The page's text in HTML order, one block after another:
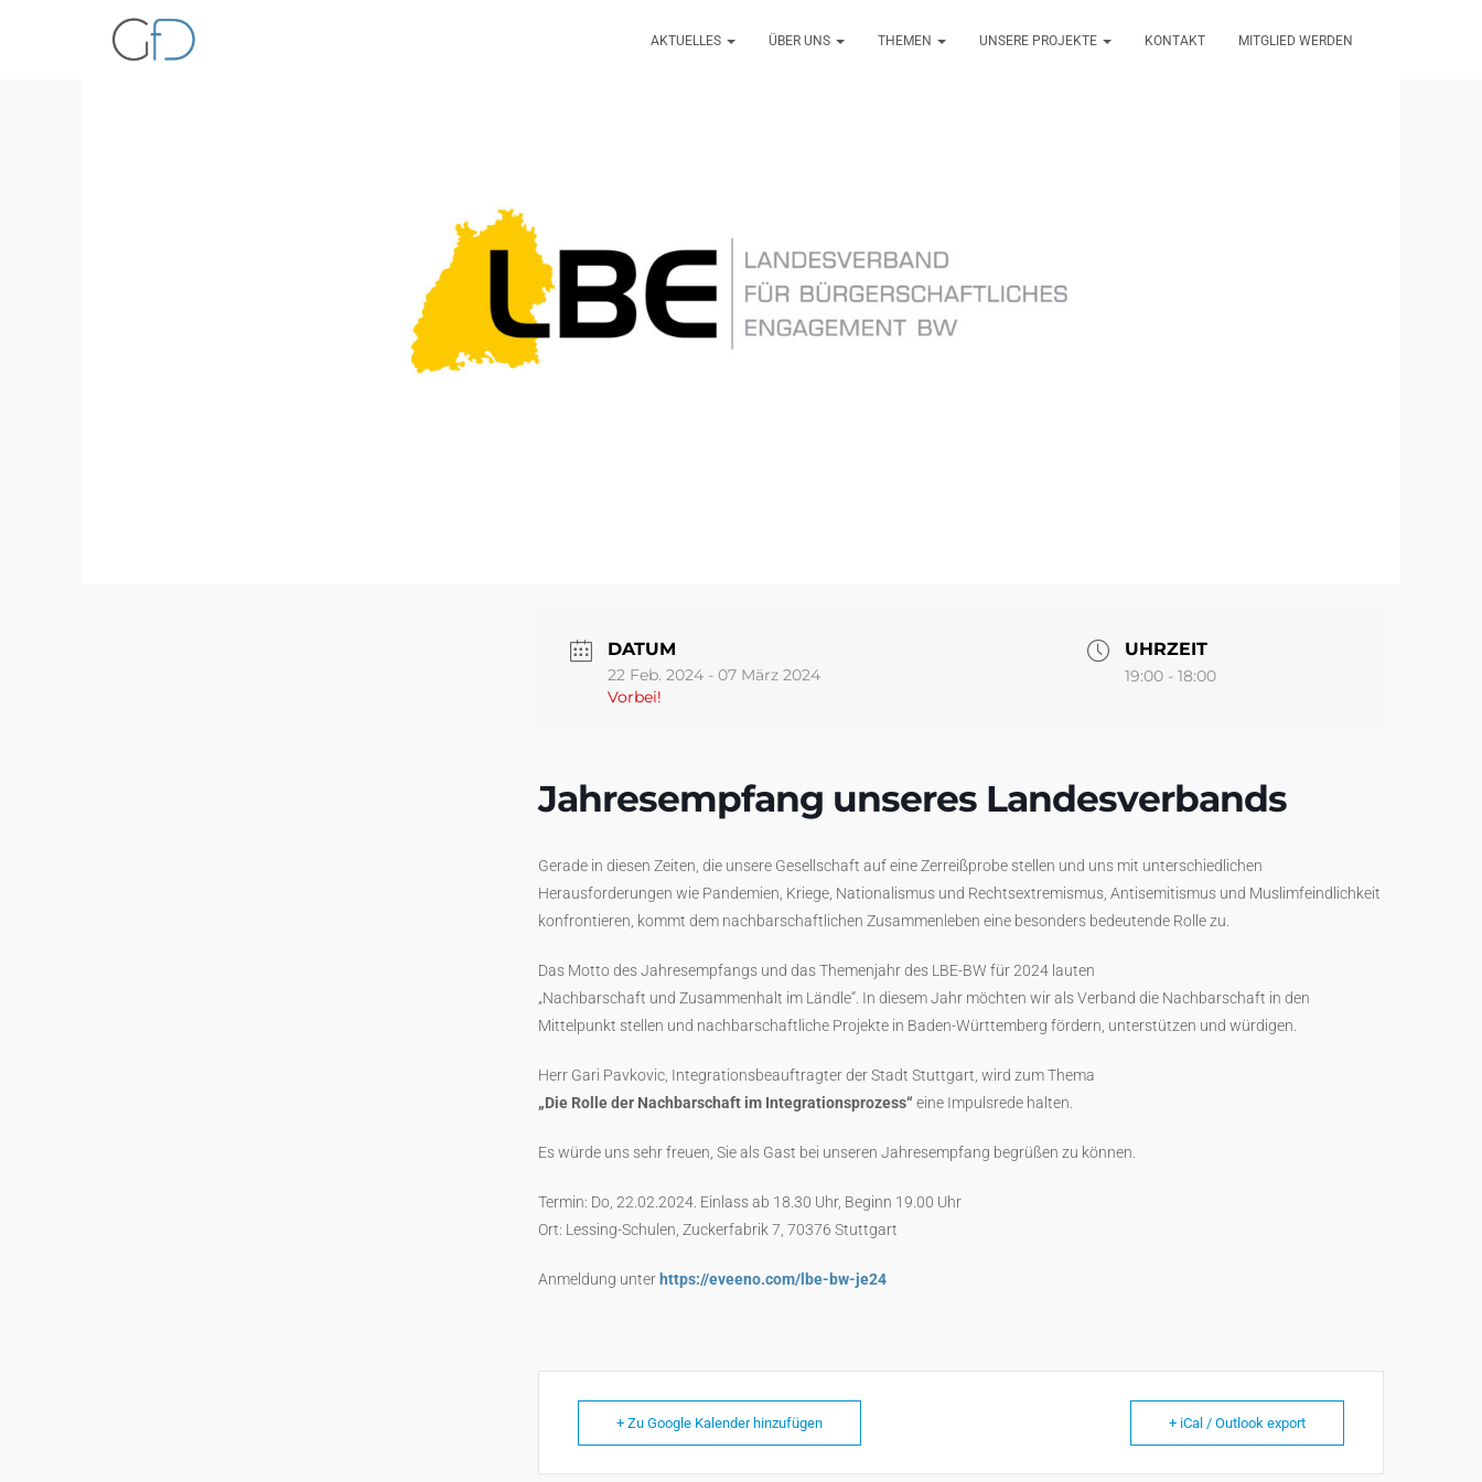
AKTUELLES ÜBER UNS THEMEN UNSERE PROJEKTE KONTAKT MITGLIED WERDEN
DATUM
22 Feb. 2024- 07 März 2024
Vorbei!
UHRZEIT
19:00 - 18:00
Jahresempfang unseres Landesverbands
Gerade in diesen Zeiten, die unsere Gesellschaft auf eine Zerreißprobe stellen und uns mit unterschiedlichen
Herausforderungen wie Pandemien, Kriege, Nationalismus und Rechtsextremismus, Antisemitismus und Muslimfeindlichkeit
konfrontieren, kommt dem nachbarschaftlichen Zusammenleben eine besonders bedeutende Rolle zu.
Das Motto des Jahresempfangs und das Themenjahr des LBE-BW für 2024 lauten
„Nachbarschaft und Zusammenhalt im Ländle“. In diesem Jahr möchten wir als Verband die Nachbarschaft in den
Mittelpunkt stellen und nachbarschaftliche Projekte in Baden-Württemberg fördern, unterstützen und würdigen.
Herr Gari Pavkovic, Integrationsbeauftragter der Stadt Stuttgart, wird zum Thema
„Die Rolle der Nachbarschaft im Integrationsprozess“ eine Impulsrede halten.
Es würde uns sehr freuen, Sie als Gast bei unseren Jahresempfang begrüßen zu können.
Termin: Do, 22.02.2024. Einlass ab 18.30 Uhr, Beginn 19.00 Uhr
Ort: Lessing-Schulen, Zuckerfabrik 7, 70376 Stuttgart
Anmeldung unter https://eveeno.com/lbe-bw-je24
+ Zu Google Kalender hinzufügen + iCal / Outlook export